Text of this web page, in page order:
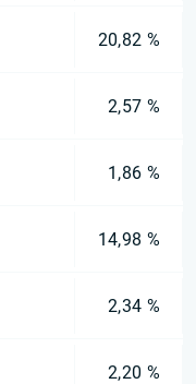
20,82 %
2,57 %
1,86 %
14,98 %
2,34 %
2,20 %